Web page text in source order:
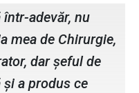
într-adevăr, nu
mea de Chirurgie,
dar șeful de
a produs ce